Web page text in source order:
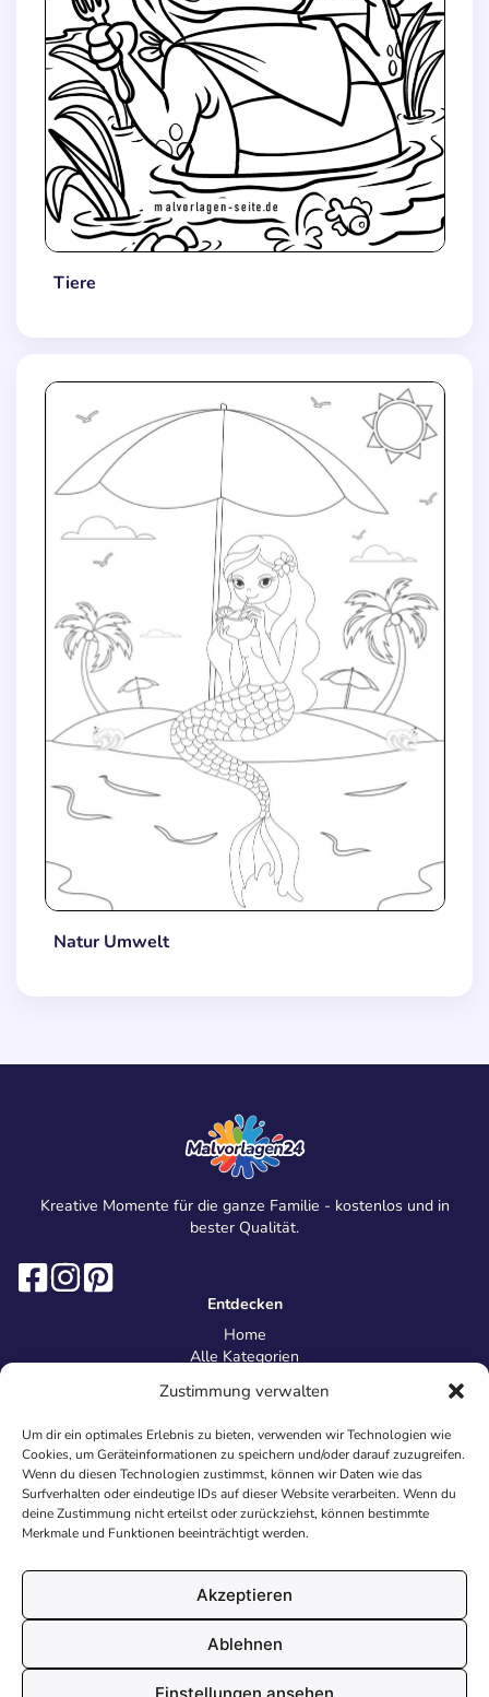
Zustimmung verwalten
Um dir ein optimales Erlebnis zu bieten, verwenden wir Technologien wie
Cookies, um Geräteinformationen zu speichern und/oder darauf zuzugreifen.
Wenn du diesen Technologien zustimmst, können wir Daten wie das
Surfverhalten oder eindeutige IDs auf dieser Website verarbeiten. Wenn du
deine Zustimmung nicht erteilst oder zurückziehst, können bestimmte
Merkmale und Funktionen beeinträchtigt werden.
Akzeptieren
Ablehnen
Einstellungen ansehen
Tiere
Natur Umwelt
Kreative Momente für die ganze Familie - kostenlos und in
bester Qualität.
Entdecken
Home
Alle Kategorien
Information
Über uns
Kontakt
Inhaltsrichtlinien
Recht & Datenschutz
Impressum
AGB
Cookies
© 2026 Malvorlagen24.de - Alle Rechte vorbehalten. Made with